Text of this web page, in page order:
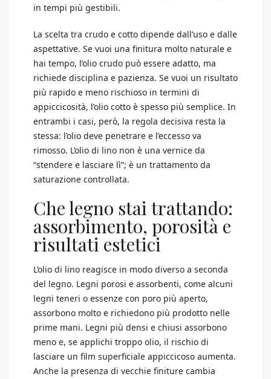
in tempi più gestibili.
La scelta tra crudo e cotto dipende dall’uso e dalle
aspettative. Se vuoi una finitura molto naturale e
hai tempo, l’olio crudo può essere adatto, ma
richiede disciplina e pazienza. Se vuoi un risultato
più rapido e meno rischioso in termini di
appiccicosità, l’olio cotto è spesso più semplice. In
entrambi i casi, però, la regola decisiva resta la
stessa: l’olio deve penetrare e l’eccesso va
rimosso. L’olio di lino non è una vernice da
“stendere e lasciare lì”; è un trattamento da
saturazione controllata.
Che legno stai trattando:
assorbimento, porosità e
risultati estetici
L’olio di lino reagisce in modo diverso a seconda
del legno. Legni porosi e assorbenti, come alcuni
legni teneri o essenze con poro più aperto,
assorbono molto e richiedono più prodotto nelle
prime mani. Legni più densi e chiusi assorbono
meno e, se applichi troppo olio, il rischio di
lasciare un film superficiale appiccicoso aumenta.
Anche la presenza di vecchie finiture cambia